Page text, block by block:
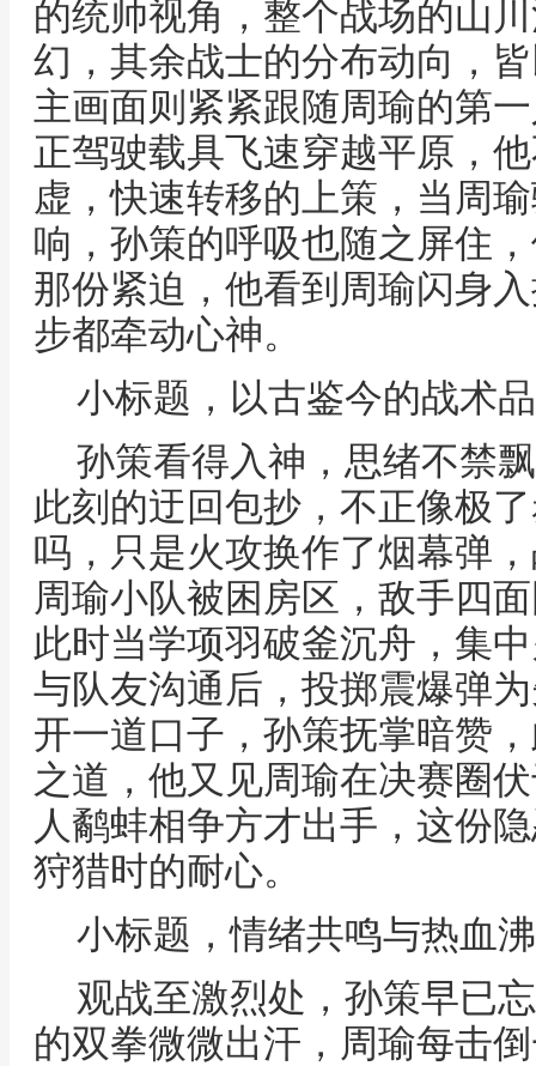
的统帅视角，整个战场的山
幻，其余战士的分布动向，
主画面则紧紧跟随周瑜的第
正驾驶载具飞速穿越平原，
虚，快速转移的上策，当周
响，孙策的呼吸也随之屏住
那份紧迫，他看到周瑜闪身
步都牵动心神。
小标题，以古鉴今的战术
孙策看得入神，思绪不禁
此刻的迂回包抄，不正像极
吗，只是火攻换作了烟幕弹
周瑜小队被困房区，敌手四
此时当学项羽破釜沉舟，集
与队友沟通后，投掷震爆弹
开一道口子，孙策抚掌暗赞
之道，他又见周瑜在决赛圈
人鹬蚌相争方才出手，这份
狩猎时的耐心。
小标题，情绪共鸣与热血
观战至激烈处，孙策早已
的双拳微微出汗，周瑜每击